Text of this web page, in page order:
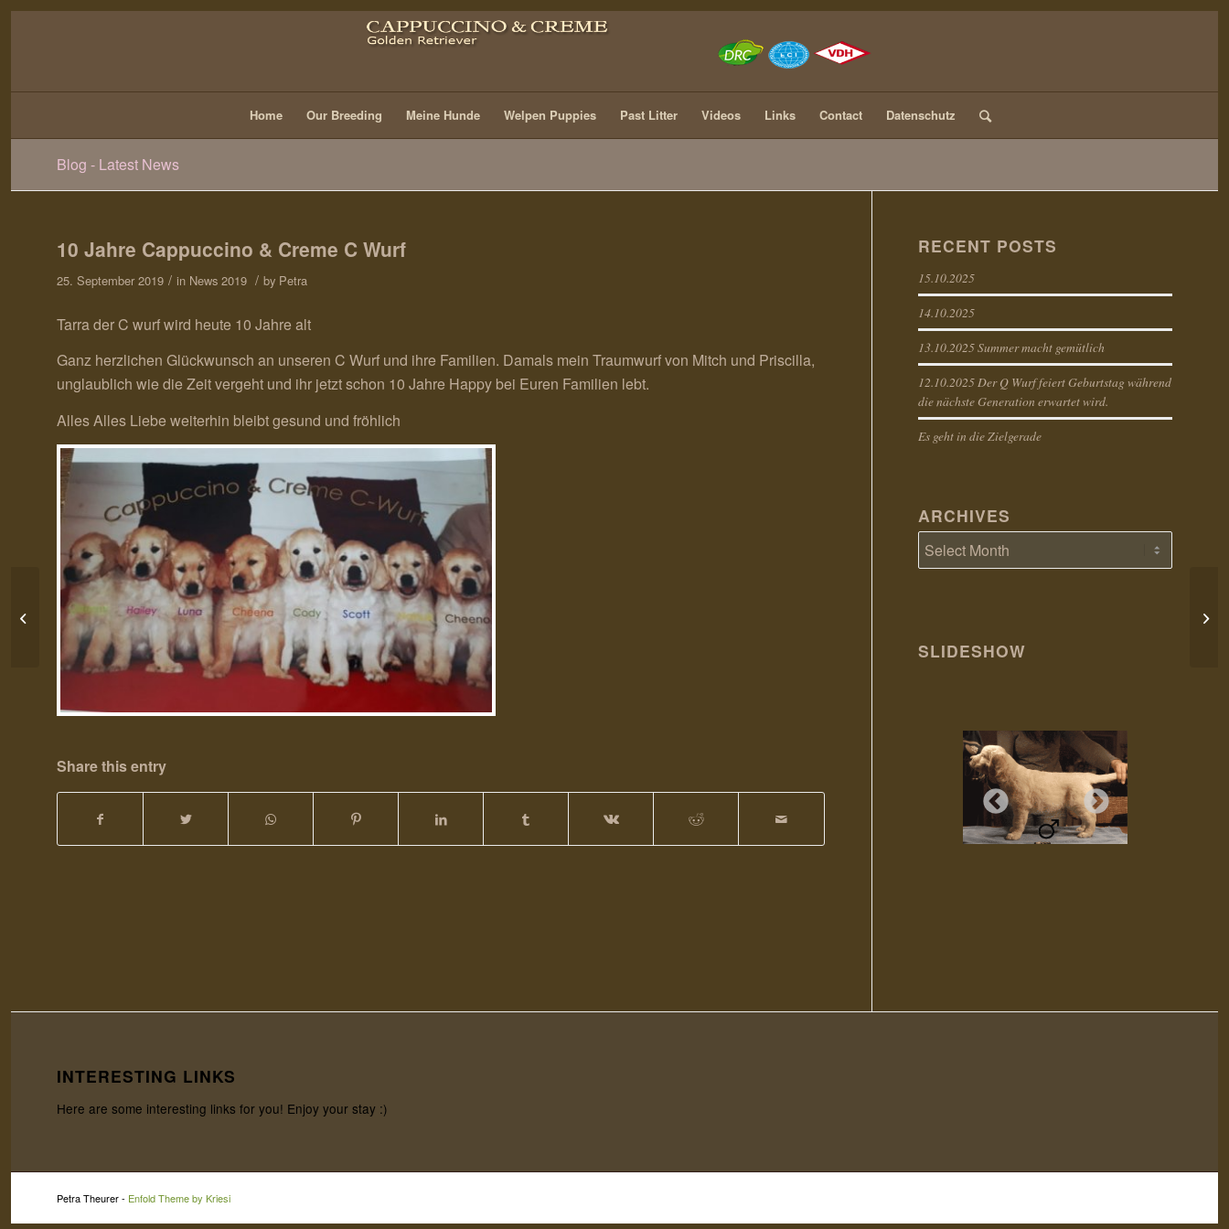
Home Our Breeding Meine Hunde Welpen Puppies Past Litter Videos Links Contact Datenschutz
Blog - Latest News
10 Jahre Cappuccino & Creme C Wurf
25. September 2019 / in News 2019 / by Petra
Tarra der C wurf wird heute 10 Jahre alt
Ganz herzlichen Glückwunsch an unseren C Wurf und ihre Familien. Damals mein Traumwurf von Mitch und Priscilla,
unglaublich wie die Zeit vergeht und ihr jetzt schon 10 Jahre Happy bei Euren Familien lebt.
Alles Alles Liebe weiterhin bleibt gesund und fröhlich
Share this entry
RECENT POSTS
15.10.2025
14.10.2025
13.10.2025 Summer macht gemütlich
12.10.2025 Der Q Wurf feiert Geburtstag während
die nächste Generation erwartet wird.
Es geht in die Zielgerade
ARCHIVES
SLIDESHOW
INTERESTING LINKS
Here are some interesting links for you! Enjoy your stay :)
Petra Theurer - Enfold Theme by Kriesi
13.09.2019 Henriette 1 Jahr Fun Live Bye